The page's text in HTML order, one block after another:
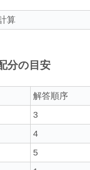
算
分の目安
解答順序
3
4
5